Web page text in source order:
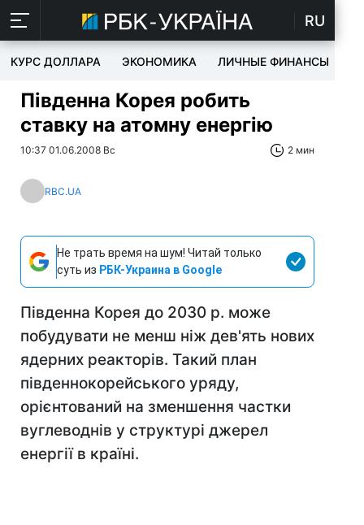
RU
КУРС ДОЛЛАРА ЭКОНОМИКА ЛИЧНЫЕ ФИНАНСЫ
Південна Корея робить
ставку на атомну енергію
10:37 01.06.2008 Вс 2 мин
RBC.UA
Не трать время на шум! Читай только
суть из РБК-Украина в Google
Південна Корея до 2030 р. може
побудувати не менш ніж дев'ять нових
ядерних реакторів. Такий план
південнокорейського уряду,
орієнтований на зменшення частки
вуглеводнів у структурі джерел
енергії в країні.